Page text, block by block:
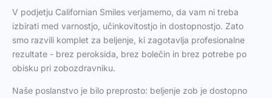
V podjetju Californian Smiles verjamemo, da vam ni treba
izbirati med varnostjo, učinkovitostjo in dostopnostjo. Zato
smo razvili komplet za beljenje, ki zagotavlja profesionalne
rezultate - brez peroksida, brez bolečin in brez potrebe po
obisku pri zobozdravniku.
Naše poslanstvo je bilo preprosto: beljenje zob je dostopno